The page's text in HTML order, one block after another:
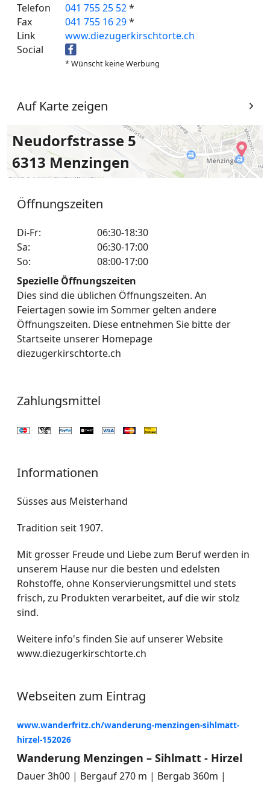
Telefon 041 755 25 52*
Fax
041 755 16 29*
Link
www.diezugerkirschtorte.ch
Social
* Wünscht keine Werbung
Auf Karte zeigen
Neudorfstrasse 5
6313 Menzingen
Öffnungszeiten
Di-Fr:
06:30-18:30
Sa:
06:30-17:00
So:
08:00-17:00
Spezielle Öffnungszeiten
Dies sind die üblichen Öffnungszeiten. An
Feiertagen sowie im Sommer gelten andere
Öffnungszeiten. Diese entnehmen Sie bitte der
Startseite unserer Homepage
diezugerkirschtorte.ch
Zahlungsmittel
Informationen
Süsses aus Meisterhand
Tradition seit 1907.
Mit grosser Freude und Liebe zum Beruf werden in
unserem Hause nur die besten und edelsten
Rohstoffe, ohne Konservierungsmittel und stets
frisch, zu Produkten verarbeitet, auf die wir stolz
sind.
Weitere info's finden Sie auf unserer Website
www.diezugerkirschtorte.ch
Webseiten zum Eintrag
www.wanderfritz.ch/wanderung-menzingen-sihlmatt-
hirzel-152026
Wanderung Menzingen – Sihlmatt - Hirzel
Dauer 3h00 | Bergauf 270 m | Bergab 360m |